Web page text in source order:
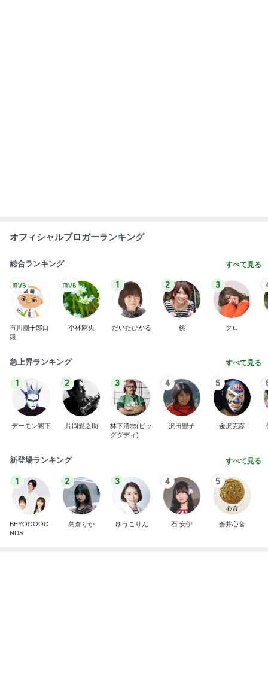
オフィシャルブロガーランキング
総合ランキング すべて見る
市川團十郎白
猿
小林麻央
1
だいたひかる
2
桃
3
クロ
急上昇ランキング すべて見る
1
デーモン閣下
2
片岡愛之助
3
林下清志(ビッ
グダディ)
4
沢田聖子
5
金沢克彦
新登場ランキング すべて見る
1
BEYOOOOO
NDS
2
島倉りか
3
ゆうこりん
4
石 安伊
5
蒼井心音